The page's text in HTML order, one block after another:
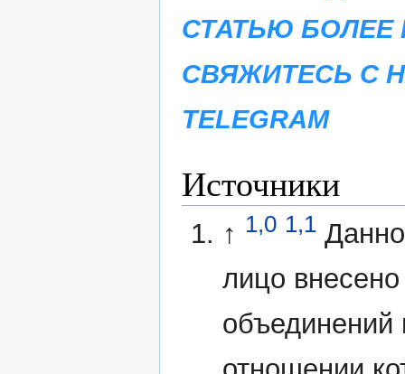
СТАТЬЮ БОЛЕЕ
СВЯЖИТЕСЬ С
TELEGRAM
Источники
↑ 1,0 1,1
лицо
объединений